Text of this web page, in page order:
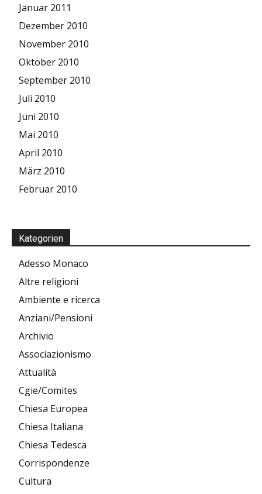
Januar 2011
Dezember 2010
November 2010
Oktober 2010
September 2010
Juli 2010
Juni 2010
Mai 2010
April 2010
März 2010
Februar 2010
Kategorien
Adesso Monaco
Altre religioni
Ambiente e ricerca
Anziani/Pensioni
Archivio
Associazionismo
Attualità
Cgie/Comites
Chiesa Europea
Chiesa Italiana
Chiesa Tedesca
Corrispondenze
Cultura